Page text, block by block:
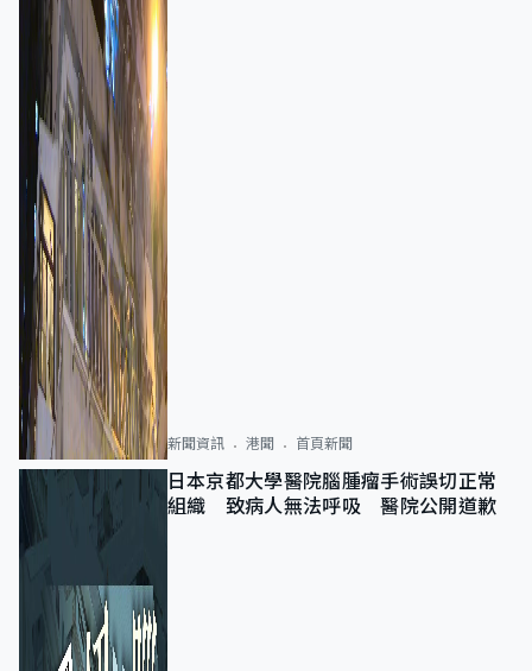
新聞資訊 港聞 首頁新聞
日本京都大學醫院腦腫瘤手術誤切正常
組織 致病人無法呼吸 醫院公開道歉